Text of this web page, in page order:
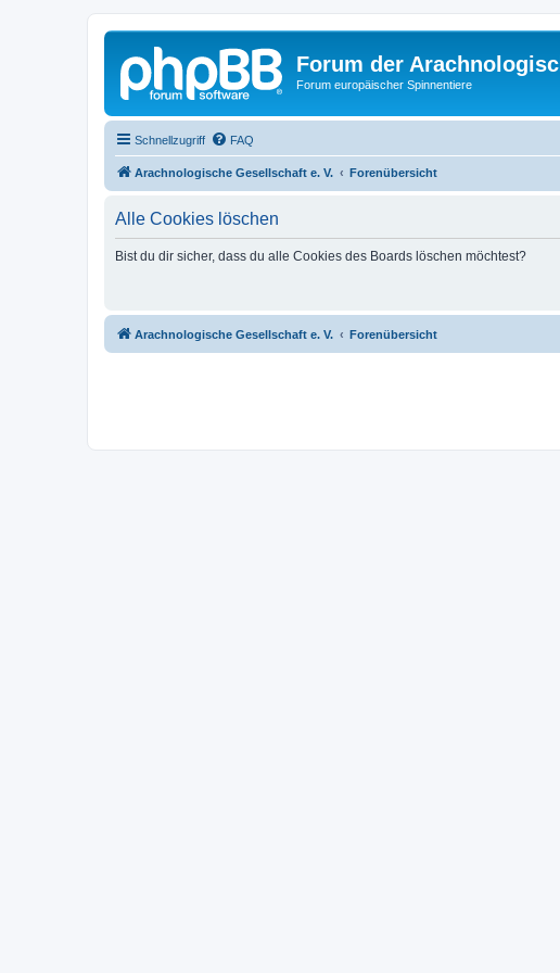
Forum der
Forum europäischer Spinnentiere
Schnellzugriff FAQ
Arachnologische Gesellschaft e. V. Forenübersicht
Alle Cookies löschen
Bist du dir sicher, dass du alle Cookies des Boards löschen möchtest?
Arachnologische Gesellschaft e. V. Forenübersicht